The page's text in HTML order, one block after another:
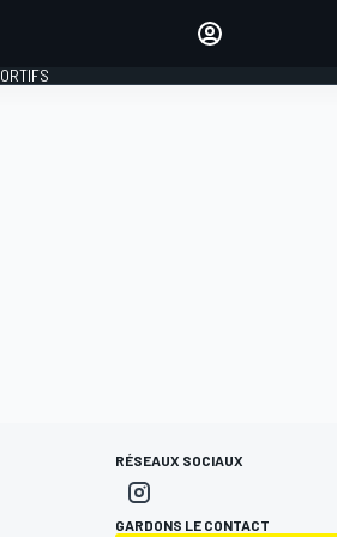
RÉSEAUX SOCIAUX
GARDONS LE CONTACT